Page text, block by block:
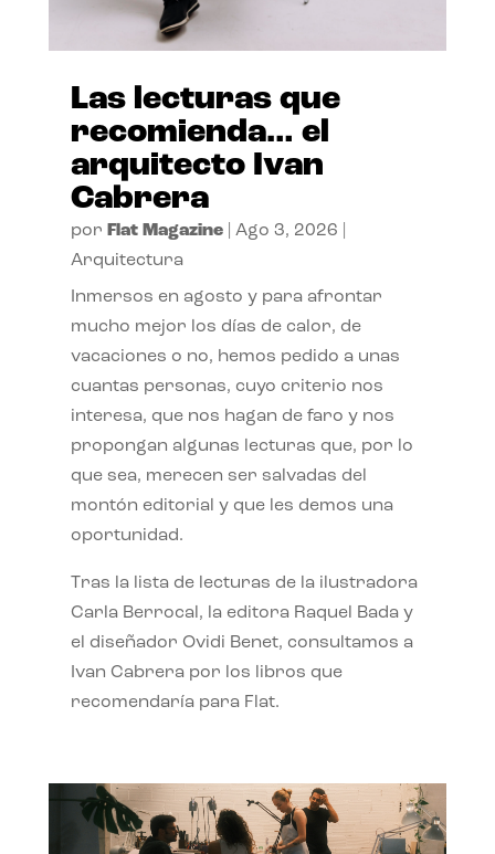
Las lecturas que
recomienda… el
arquitecto Ivan
Cabrera
por Flat Magazine| Ago 3, 2026
Arquitectura
Inmersos en agosto y para afrontar
mucho mejor los días de calor, de
vacaciones o no, hemos pedido a unas
cuantas personas, cuyo criterio nos
interesa, que nos hagan de faro y nos
propongan algunas lecturas que, por lo
que sea, merecen ser salvadas del
montón editorial y que les demos una
oportunidad.
Tras la lista de lecturas de la ilustradora
Carla Berrocal, la editora Raquel Bada y
el diseñador Ovidi Benet, consultamos a
Ivan Cabrera por los libros que
recomendaría para Flat.